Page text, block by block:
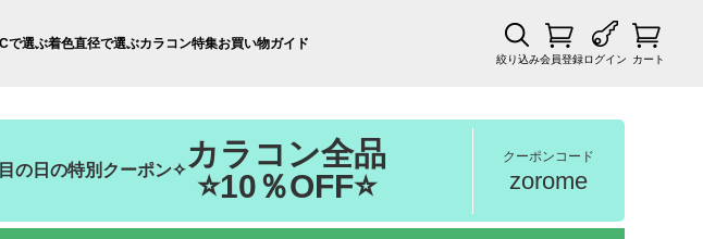
で選ぶ着色直径で選ぶカラコン特集お買い物ガイド
絞り込み会員登録ログイン カート
の日の特別クーポン✧ カラコン全品
⭐10％OFF⭐
クーポンコード
zorome